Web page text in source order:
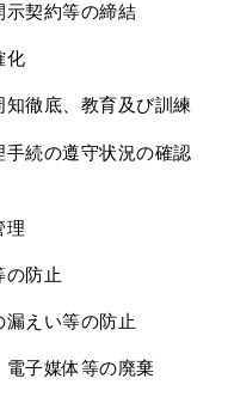
示契約等の締結
化
徹底、教育及び訓練
続の遵守状況の確認
理
の防止
えい等の防止
子媒体等の廃棄